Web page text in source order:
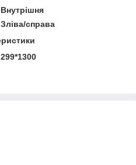
Внутрішня
Зліва/справа
299*1300